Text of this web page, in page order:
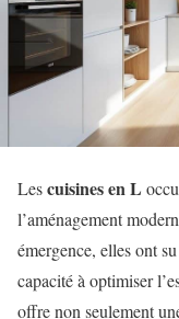
Lescuisines en L
l’aménagement
émergence, elles ont
capacité à optimiser
offre non seulement